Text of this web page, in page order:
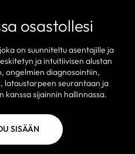
osastollesi
on suunniteltu asentajille ja
ja intuitiivisen alustan
ongelmien diagnosointiin,
lataustarpeen seurantaan ja
sijainnin hallinnassa.
SISÄÄN